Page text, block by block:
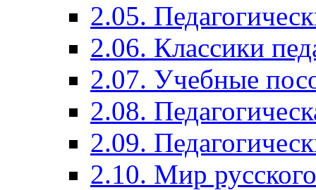
2.05.
2.06. Классики
2.07. Учебные
2.08.
2.09.
2.10. Мир